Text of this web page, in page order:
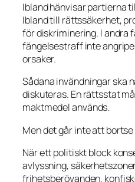
Ibland hänvisar partierna
Ibland till rättssäkerhet,
för diskriminering. I andra
fängelsestraff inte
orsaker.
Sådana invändningar ska
diskuteras. En rättsstat
maktmedel används.
Men det går inte att
När ett politiskt block
avlyssning,
frihetsberövanden,